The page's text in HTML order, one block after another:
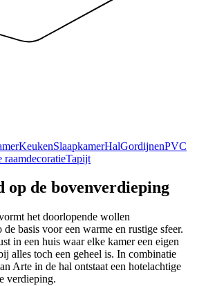
KeukenSlaapkamerHalGordijnenPVC
raamdecoratieTapijt
op de bovenverdieping
het doorlopende wollen
basis voor een warme en rustige sfeer.
in een huis waar elke kamer een eigen
alles toch een geheel is. In combinatie
Arte in de hal ontstaat een hotelachtige
verdieping.